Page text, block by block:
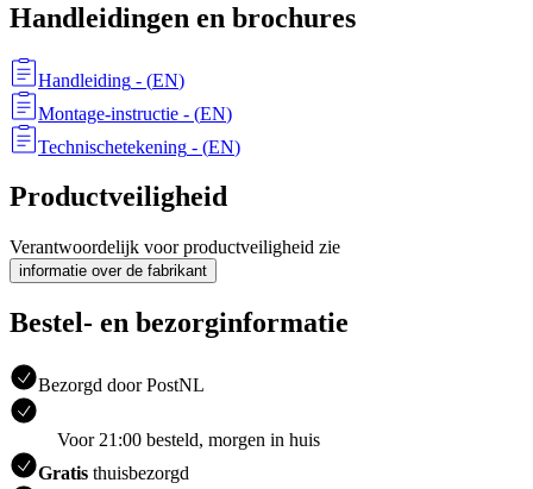
Handleidingen en brochures
Handleiding - (EN)
Montage-instructie - (EN)
Technischetekening - (EN)
Productveiligheid
Verantwoordelijk voor productveiligheid zie
informatie over de fabrikant
Bestel- en bezorginformatie
Bezorgd door PostNL
Voor 21:00 besteld, morgen in huis
Gratis thuisbezorgd